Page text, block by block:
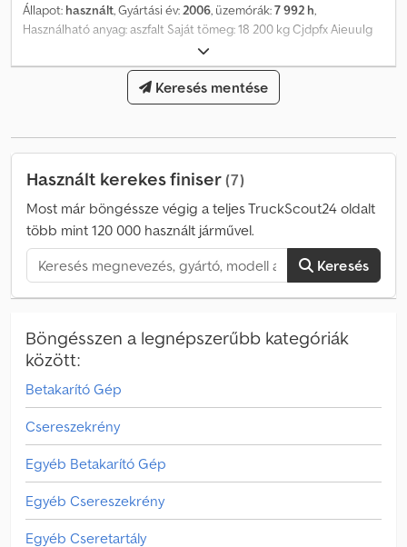
Állapot: használt, Gyártási év:2006, üzemórák:7 992 h,
Használható anyag: aszfalt Saját tömeg: 18 200 kg Cjdpfx Aieuulg
Njqorf Motormárka: Caterpillar További információért forduljon
J.A.J. Jansenhez.
Keresés mentése
Használt kerekes finiser(7)
Most már böngéssze végig a teljes TruckScout24 oldalt
több mint 120 000 használt járművel.
Keresés
Böngésszen a legnépszerűbb kategóriák
között:
Betakarító Gép
Csereszekrény
Egyéb Betakarító Gép
Egyéb Csereszekrény
Egyéb Cseretartály